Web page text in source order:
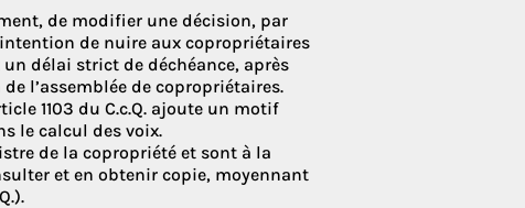
de modifier une décision, par
de nuire aux copropriétaires
délai strict de déchéance, après
l’assemblée de copropriétaires.
1103 du C.c.Q. ajoute un motif
le calcul des voix.
de la copropriété et sont à la
et en obtenir copie, moyennant